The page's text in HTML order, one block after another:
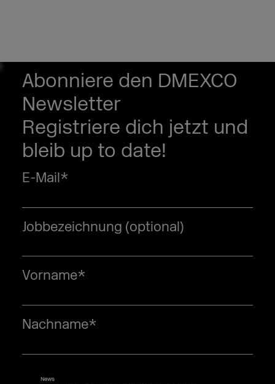
Abonniere den DMEXCO
Newsletter
Registriere dich jetzt und
bleib up to date!
E-Mail*
Jobbezeichnung (optional)
Vorname*
Nachname*
News